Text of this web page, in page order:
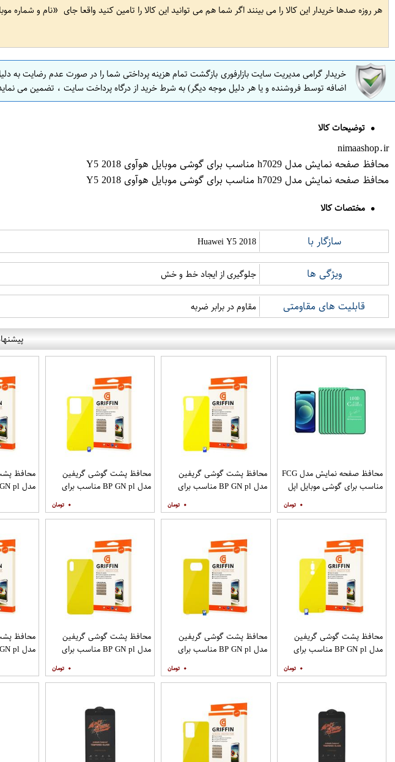
هر روزه صدها خریدار این کالا را می بینند اگر شما هم می توانید این کالا را تامین کنید واقعا جای
نام و شماره
خریدار گرامی مدیریت سایت بازارفوری بازگشت تمام هزینه پرداختی شما را در صورت عدم رضایت
اضافه توسط فروشنده و یا هر دلیل موجه دیگر) به شرط خرید از درگاه پرداخت سایت ، تضمین می
توضیحات کالا
nimaashop.ir
محافظ صفحه نمایش مدل h7029 مناسب برای گوشی موبایل هوآوی Y5 2018
محافظ صفحه نمایش مدل h7029 مناسب برای گوشی موبایل هوآوی Y5 2018
مختصات کالا
سازگار با Huawei Y5 2018
ویژگی ها جلوگیری از ایجاد خط و خش
قابلیت های مقاومتی مقاوم در برابر ضربه
محافظ صفحه نمایش مدل FCG
مناسب برای گوشی موبایل اپل
عددی
۰
محافظ پشت گوشی گریفین
مدل BP GN pl مناسب برای
Galaxy S20 Plus
۰
محافظ پشت گوشی گریفین
مدل BP GN pl مناسب برای
Galaxy S20 Ultra
۰
محافظ
9T
محافظ پشت گوشی گریفین
مدل BP GN pl مناسب برای
۰
محافظ پشت گوشی گریفین
مدل BP GN pl مناسب برای
۰
محافظ پشت گوشی گریفین
مدل BP GN pl مناسب برای
9A
۰
محافظ
9C